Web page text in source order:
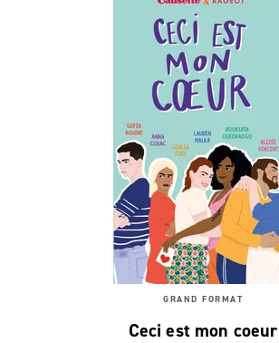
GRAND FORMAT
Ceci est mon coeur